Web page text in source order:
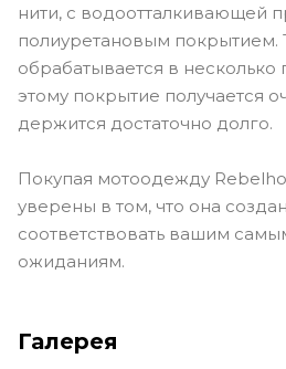
нити, с водоотталкивающей
полиуретановым покрытием.
обрабатывается в
этому покрытие получается
держится достаточно долго.
Покупая мотоодежду
уверены в том, что она
соответствовать вашим
ожиданиям.
Галерея